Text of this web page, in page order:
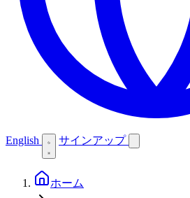
English サインアップ
ホーム